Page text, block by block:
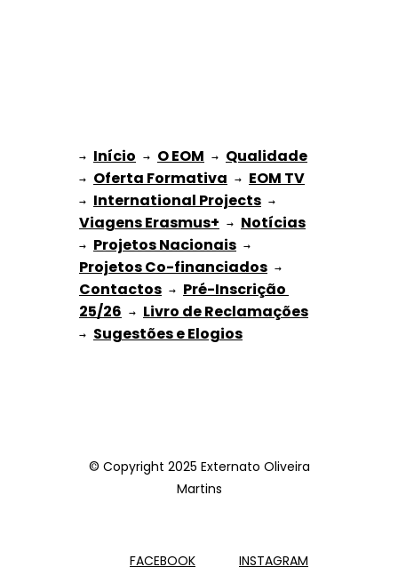
→ Início → O EOM → Qualidade
→ Oferta Formativa → EOM TV
→ International Projects
Viagens Erasmus+ → Notícias
→ Projetos Nacionais
Projetos Co-financiados
Contactos → Pré-Inscrição
25/26 → Livro de Reclamações
→ Sugestões e Elogios
© Copyright 2025 Externato Oliveira
Martins
FACEBOOK INSTAGRAM